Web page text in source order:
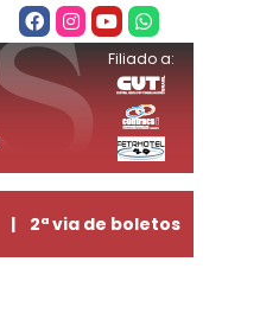
Filiado a:
| 2ª via de boletos